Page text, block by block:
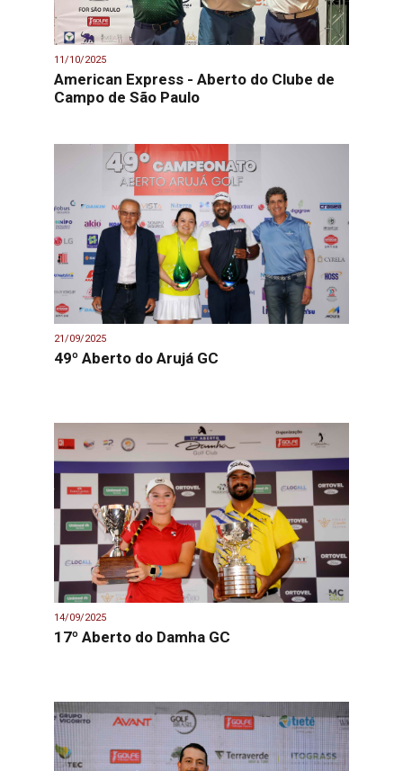
11/10/2025
American Express - Aberto do Clube de
Campo de São Paulo
21/09/2025
49º Aberto do Arujá GC
14/09/2025
17º Aberto do Damha GC